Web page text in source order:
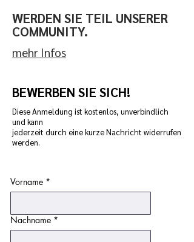
WERDEN SIE TEIL UNSERER
COMMUNITY.
mehr Infos
BEWERBEN SIE SICH!
Diese Anmeldung ist kostenlos, unverbindlich
und kann
jederzeit durch eine kurze Nachricht widerrufen
werden.
Vorname *
Nachname *